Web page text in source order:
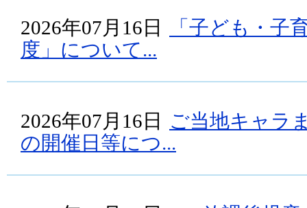
2026年07月16日
「子ども・子
度」について...
2026年07月16日
ご当地キャラ
の開催日等につ...